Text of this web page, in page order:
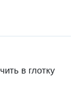
в глотку